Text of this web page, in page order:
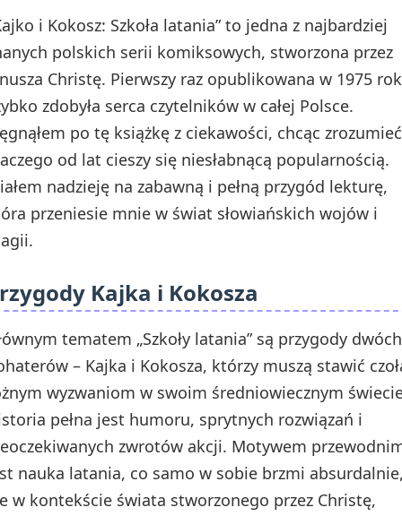
i Kokosz: Szkoła latania” to jedna z najbardziej
polskich serii komiksowych, stworzona przez
Christę. Pierwszy raz opublikowana w 1975
zdobyła serca czytelników w całej Polsce.
po tę książkę z ciekawości, chcąc
od lat cieszy się niesłabnącą popularnością.
nadzieję na zabawną i pełną przygód lekturę,
przeniesie mnie w świat słowiańskich wojów i
Kajka i Kokosza
tematem „Szkoły latania” są przygody dwóch
– Kajka i Kokosza, którzy muszą stawić
wyzwaniom w swoim średniowiecznym
pełna jest humoru, sprytnych rozwiązań i
zwrotów akcji. Motywem
nauka latania, co samo w sobie brzmi
w kontekście świata stworzonego przez Christę,